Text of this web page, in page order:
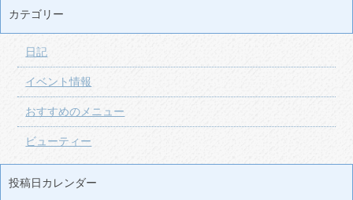
カテゴリー
日記
イベント情報
おすすめのメニュー
ビューティー
投稿日カレンダー